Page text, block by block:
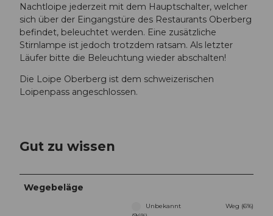
Nachtloipe jederzeit mit dem Hauptschalter, welcher
sich über der Eingangstüre des Restaurants Oberberg
befindet, beleuchtet werden. Eine zusätzliche
Stirnlampe ist jedoch trotzdem ratsam. Als letzter
Läufer bitte die Beleuchtung wieder abschalten!
​​​​​​​Die Loipe Oberberg ist dem schweizerischen
Loipenpass angeschlossen.
Gut zu wissen
Wegebeläge
Unbekannt
Weg (6%)